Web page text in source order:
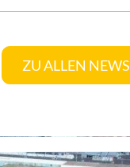
ZU ALLEN NEWS